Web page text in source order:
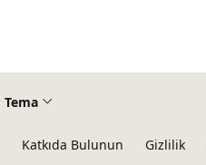
Tema
Katkıda Bulunun Gizlilik